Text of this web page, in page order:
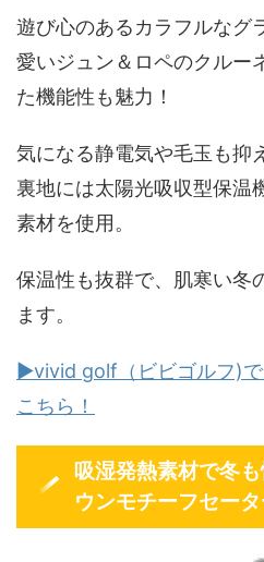
遊び心のあるカラフルなグ
愛いジュン＆ロペのクルー
た機能性も魅力！
気になる静電気や毛玉も抑
裏地には太陽光吸収型保温
素材を使用。
保温性も抜群で、肌寒い冬
ます。
▶vivid golf（ビビゴルフ)で
こちら！
吸湿発熱素材で冬
ウンモチーフセータ